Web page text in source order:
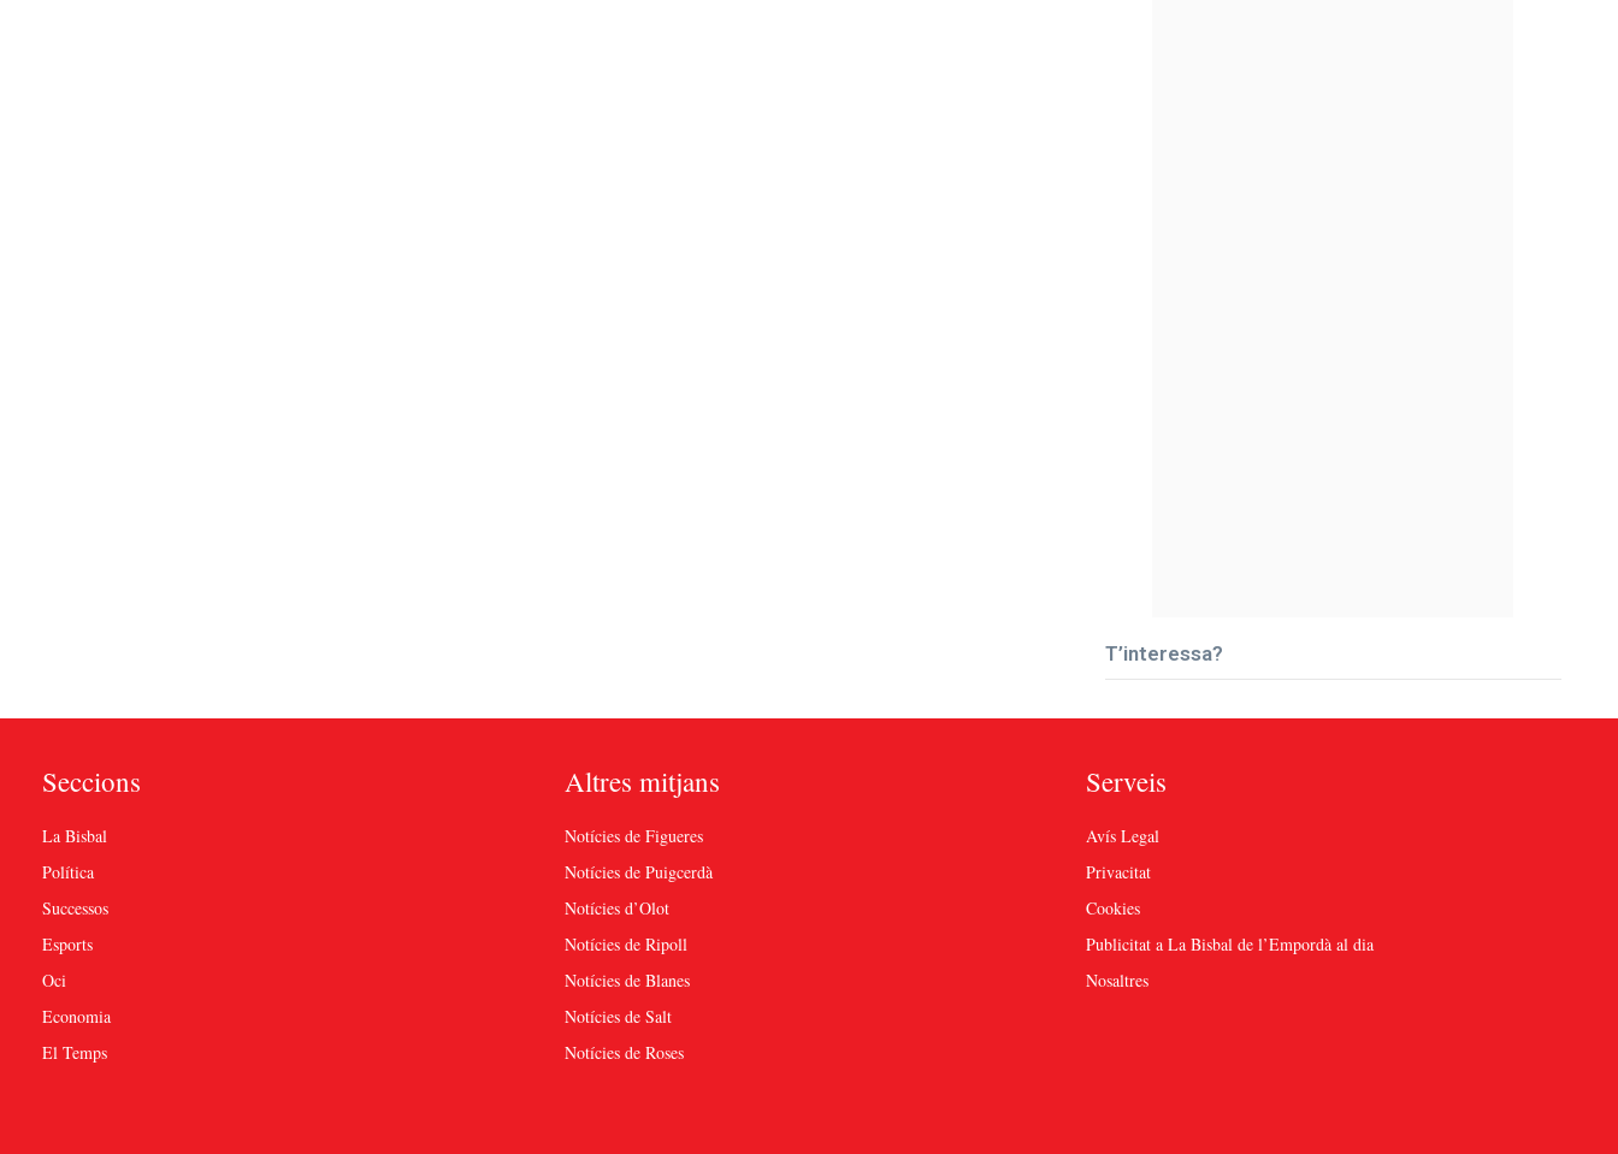
T’interessa?
Seccions
La Bisbal
Política
Successos
Esports
Oci
Economia
El Temps
Altres mitjans
Notícies de Figueres
Notícies de Puigcerdà
Notícies d’Olot
Notícies de Ripoll
Notícies de Blanes
Notícies de Salt
Notícies de Roses
Serveis
Avís Legal
Privacitat
Cookies
Publicitat a La Bisbal de l’Empordà al dia
Nosaltres